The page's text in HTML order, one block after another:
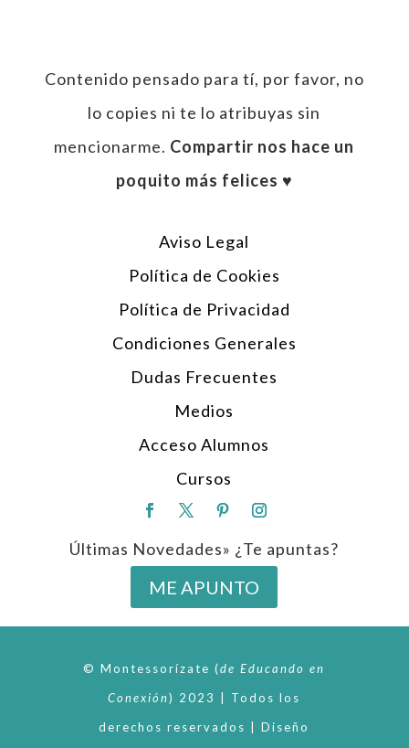
Contenido pensado para tí, por favor, no
lo copies ni te lo atribuyas sin
mencionarme. Compartir nos hace un
poquito más felices ♥︎
Aviso Legal
Política de Cookies
Política de Privacidad
Condiciones Generales
Dudas Frecuentes
Medios
Acceso Alumnos
Cursos
Últimas Novedades» ¿Te apuntas?
ME APUNTO
© Montessorízate(de Educando en
Conexión) 2023 | Todos los
derechos reservados | Diseño